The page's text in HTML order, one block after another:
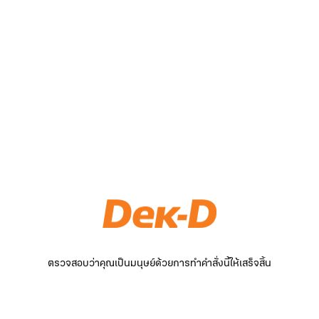
ตรวจสอบว่าคุณเป็นมนุษย์ด้วยการทำคำสั่งนี้ให้เสร็จสิ้น